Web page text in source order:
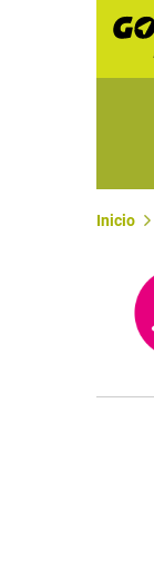
Inicio